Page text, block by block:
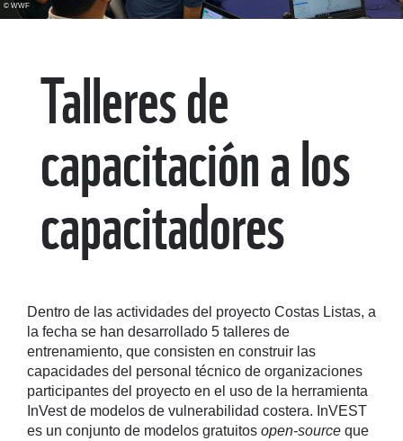
© WWF
Talleres de
capacitación a los
capacitadores
Dentro de las actividades del proyecto Costas Listas, a
la fecha se han desarrollado 5 talleres de
entrenamiento, que consisten en construir las
capacidades del personal técnico de organizaciones
participantes del proyecto en el uso de la herramienta
InVest de modelos de vulnerabilidad costera. InVEST
es un conjunto de modelos gratuitos open-source que